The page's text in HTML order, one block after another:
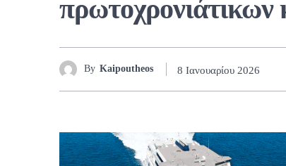
By Kaipoutheos 8 Ιανουαρίου 2026